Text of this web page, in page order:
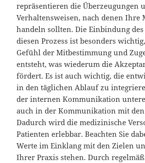
repräsentieren die Überzeugungen
Verhaltensweisen, nach denen Ihre
handeln sollten. Die Einbindung des
diesen Prozess ist besonders
Gefühl der Mitbestimmung und
entsteht, was wiederum die
fördert. Es ist auch wichtig, die
in den täglichen Ablauf zu
der internen Kommunikation
auch in der Kommunikation mit den
Dadurch wird die medizinische
Patienten erlebbar. Beachten Sie
Werte im Einklang mit den Zielen
Ihrer Praxis stehen. Durch